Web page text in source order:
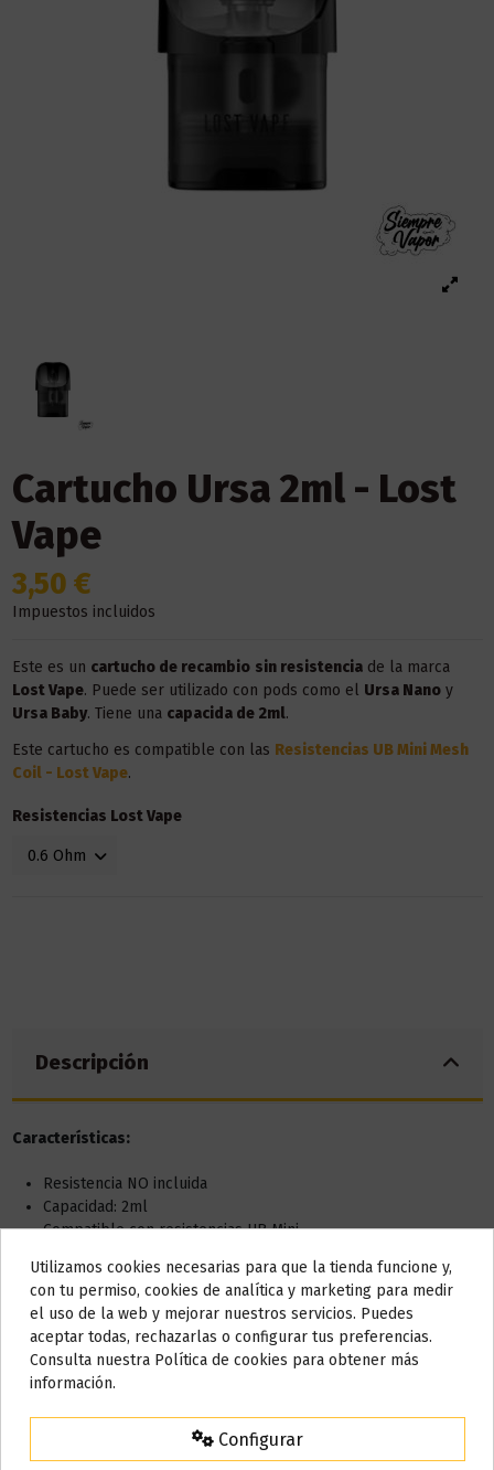
Cartucho Ursa 2ml - Lost
Vape
3,50 €
Impuestos incluidos
Este es un cartucho de recambio sin resistenciade la marca
Lost Vape. Puede ser utilizado con pods como el Ursa Nanoy
Ursa Baby. Tiene una capacida de 2ml.
Este cartucho es compatible con las Resistencias UB Mini Mesh
Coil - Lost Vape.
Resistencias Lost Vape
Descripción
Características:
Resistencia NO incluida
Capacidad: 2ml
Compatible con resistencias UB Mini
Detalles del producto
Reseñas (0)
Do not show again.
AVISO IMPORTANTE
Nos tomamos unos días
15% de descuento
Utilizamos cookies necesarias para que la tienda funcione y,
con tu permiso, cookies de analítica y marketing para medir
el uso de la web y mejorar nuestros servicios. Puedes
aceptar todas, rechazarlas o configurar tus preferencias.
Consulta nuestra Política de cookies para obtener más
información.
Configurar